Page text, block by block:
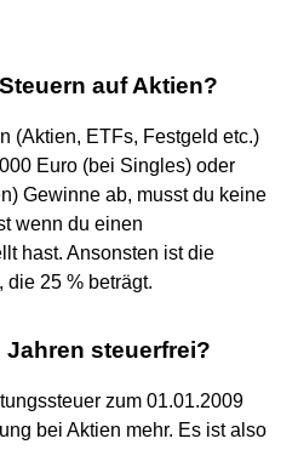
auf Aktien?
(Aktien, ETFs, Festgeld etc.)
Euro (bei Singles) oder
Gewinne ab, musst du keine
wenn du einen
hast. Ansonsten ist die
die 25 % beträgt.
steuerfrei?
zum 01.01.2009
bei Aktien mehr. Es ist also